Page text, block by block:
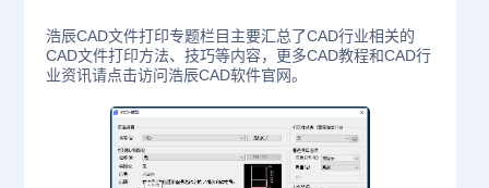
浩辰CAD文件打印专题栏目主要汇总了CAD行业相关的
CAD文件打印方法、技巧等内容，更多CAD教程和CAD行
业资讯请点击访问浩辰CAD软件官网。